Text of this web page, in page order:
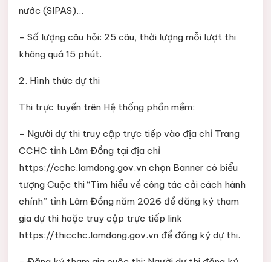
nước (SIPAS)...
- Số lượng câu hỏi: 25 câu, thời lượng mỗi lượt thi
không quá 15 phút.
2. Hình thức dự thi
Thi trực tuyến trên Hệ thống phần mềm:
- Người dự thi truy cập trực tiếp vào địa chỉ Trang
CCHC tỉnh Lâm Đồng tại địa chỉ
https://cchc.lamdong.gov.vn chọn Banner có biểu
tượng Cuộc thi “Tìm hiểu về công tác cải cách hành
chính” tỉnh Lâm Đồng năm 2026 để đăng ký tham
gia dự thi hoặc truy cập trực tiếp link
https://thicchc.lamdong.gov.vn để đăng ký dự thi.